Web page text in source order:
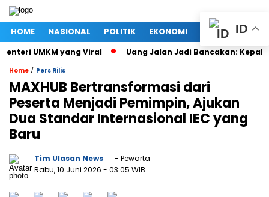
HOME NASIONAL POLITIK EKONOMI MEGAPOLITAN
UMKM yang Viral Uang Jalan Jadi Bancakan: Kepala
Home / Pers Rilis
MAXHUB Bertransformasi dari
Peserta Menjadi Pemimpin, Ajukan
Dua Standar Internasional IEC yang
Baru
Tim Ulasan News
- Pewarta
Rabu, 10 Juni 2026 - 03:05 WIB
ID